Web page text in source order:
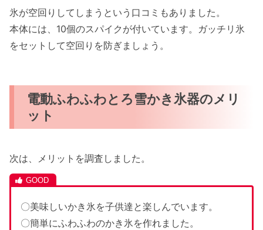
氷が空回りしてしまうという口コミもありました。
本体には、10個のスパイクが付いています。ガッチリ氷
をセットして空回りを防ぎましょう。
電動ふわふわとろ雪かき氷器のメリ
ット
次は、メリットを調査しました。
〇美味しいかき氷を子供達と楽しんでいます。
〇簡単にふわふわのかき氷を作れました。